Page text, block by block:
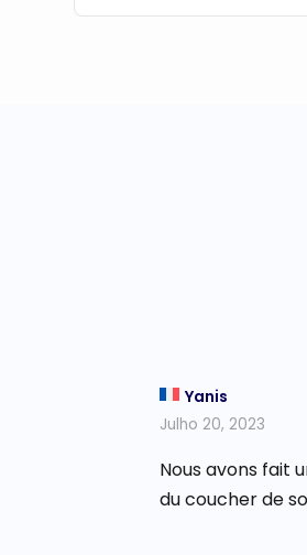
Yanis
Julho 20, 2023
Nous avons fait
du coucher de